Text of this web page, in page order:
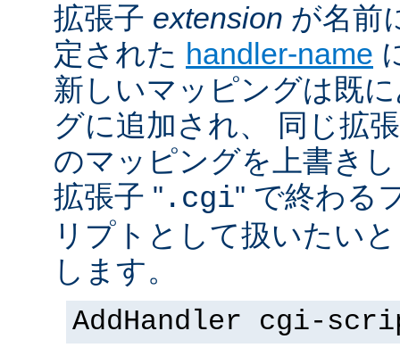
拡張子 extension が名前
定された handler-name
新しいマッピングは既
グに追加され、 同じ拡
のマッピングを上書き
拡張子 " .cgi" で終わる
リプトとして扱いたい
します。
AddHandler cgi-